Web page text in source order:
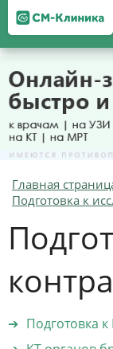
Главная
Подготовка к
Подготовка